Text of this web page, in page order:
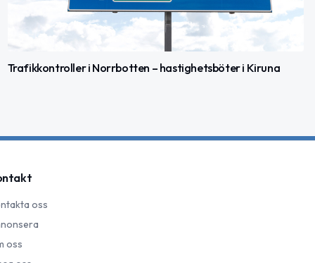
Trafikkontroller i Norrbotten – hastighetsböter i Kiruna
oss
oss